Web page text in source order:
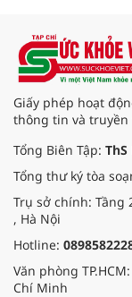
Giấy phép hoạt
thông tin và truyền
Tổng Biên Tập:
Tổng thư ký tòa
Trụ sở chính: Tầng
, Hà Nội
Hotline:
Văn phòng
Chí Minh